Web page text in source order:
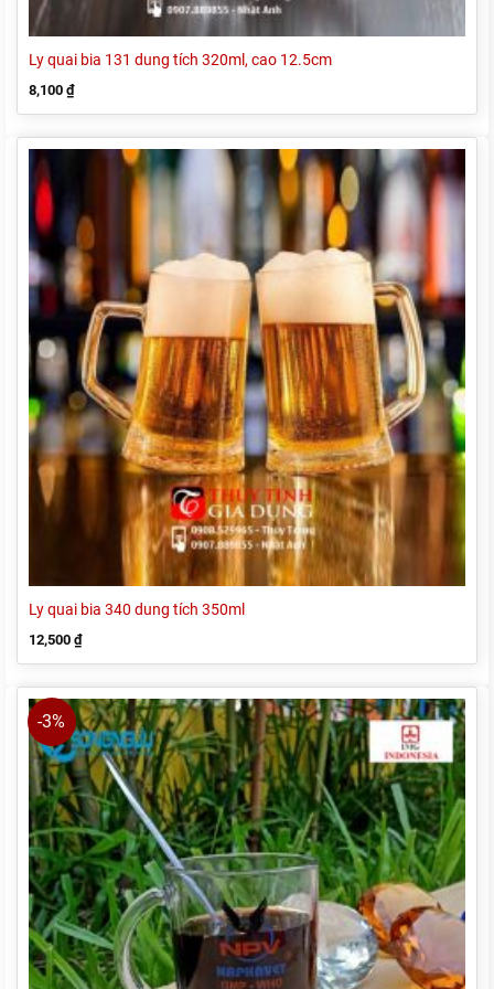
Ly quai bia 131 dung tích 320ml, cao 12.5cm
8,100 ₫
Ly quai bia 340 dung tích 350ml
12,500 ₫
-3%